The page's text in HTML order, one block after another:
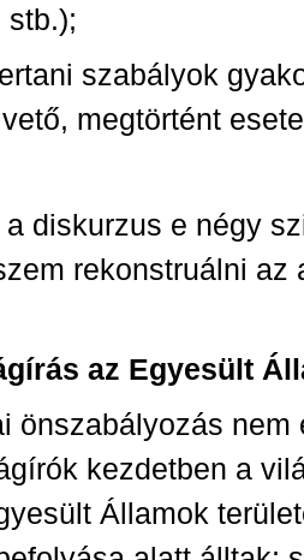
stb.);
szabályok
megtörtént
diskurzus e négy
rekonstruálni
az Egyesült
önszabályozás nem
kezdetben a
Államok